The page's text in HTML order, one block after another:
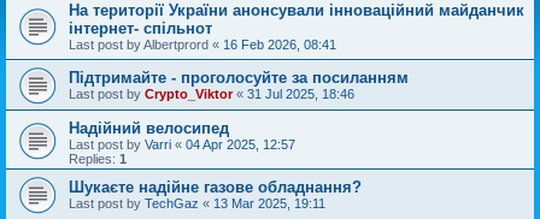
На території України анонсували інноваційний майданчик
інтернет- спільнот
Last post byAlbertprord « 16 Feb 2026, 08:41
Підтримайте - проголосуйте за посиланням
Last post by Crypto_Viktor« 31 Jul 2025, 18:46
Надійний велосипед
Last post by Varri « 04 Apr 2025, 12:57
Replies: 1
Шукаєте надійне газове обладнання?
Last post by TechGaz « 13 Mar 2025, 19:11